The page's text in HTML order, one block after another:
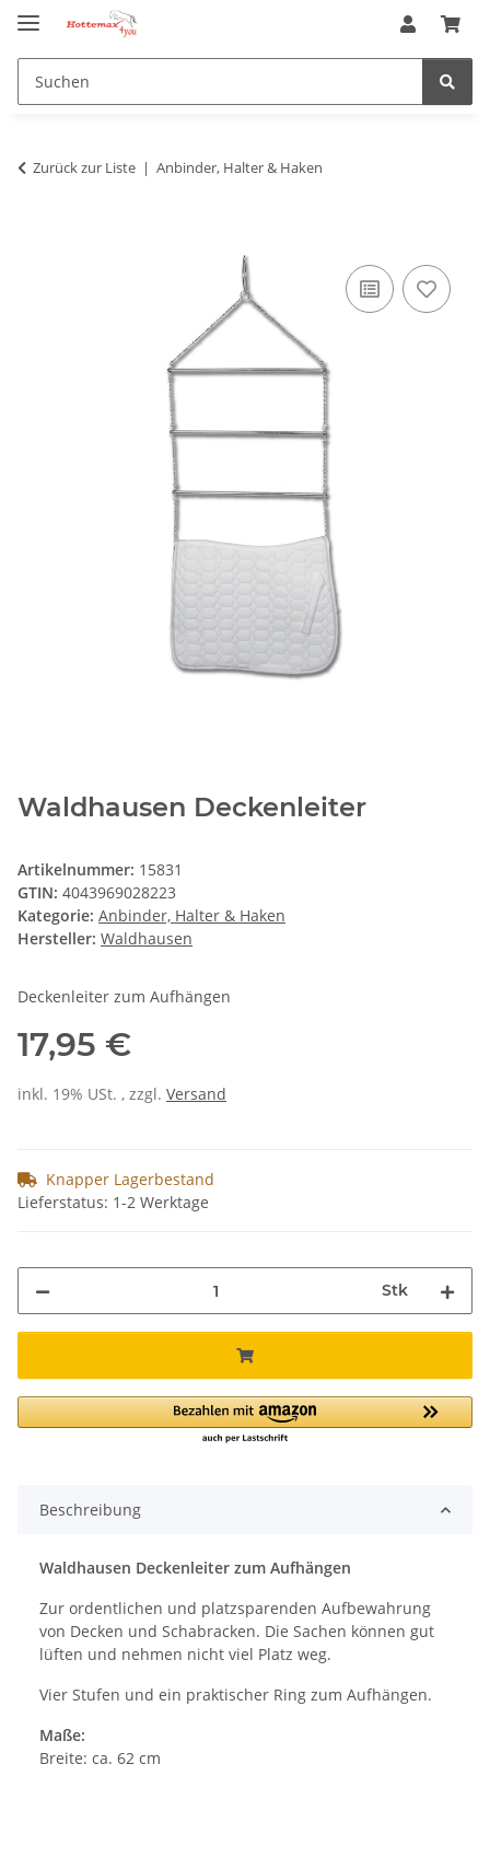
Zurück zur Liste Anbinder, Halter & Haken
Waldhausen Deckenleiter
Artikelnummer: 15831
GTIN: 4043969028223
Kategorie: Anbinder, Halter & Haken
Hersteller: Waldhausen
Deckenleiter zum Aufhängen
17,95 €
inkl. 19% USt. , zzgl. Versand
Knapper Lagerbestand
Lieferstatus: 1-2 Werktage
Stk
Beschreibung
Waldhausen Deckenleiter zum Aufhängen
Zur ordentlichen und platzsparenden Aufbewahrung
von Decken und Schabracken. Die Sachen können gut
lüften und nehmen nicht viel Platz weg.
Vier Stufen und ein praktischer Ring zum Aufhängen.
Maße:
Breite: ca. 62 cm